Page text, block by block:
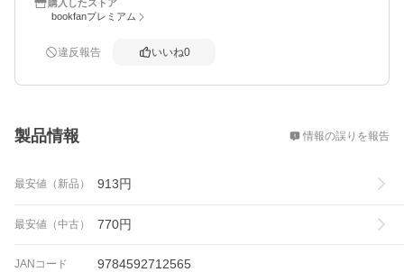
購入したストア
bookfanプレミアム
違反報告 いいね0
製品情報 情報の誤りを報告
最安値（新品） 913円
最安値（中古） 770円
JANコード 9784592712565